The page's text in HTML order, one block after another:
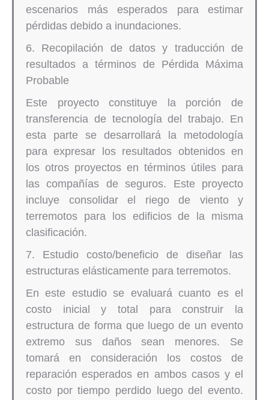
escenarios más esperados para estimar
pérdidas debido a inundaciones.
6. Recopilación de datos y traducción de
resultados a términos de Pérdida Máxima
Probable
Este proyecto constituye la porción de
transferencia de tecnología del trabajo. En
esta parte se desarrollará la metodología
para expresar los resultados obtenidos en
los otros proyectos en términos útiles para
las compañías de seguros. Este proyecto
incluye consolidar el riego de viento y
terremotos para los edificios de la misma
clasificación.
7. Estudio costo/beneficio de diseñar las
estructuras elásticamente para terremotos.
En este estudio se evaluará cuanto es el
costo inicial y total para construir la
estructura de forma que luego de un evento
extremo sus daños sean menores. Se
tomará en consideración los costos de
reparación esperados en ambos casos y el
costo por tiempo perdido luego del evento.